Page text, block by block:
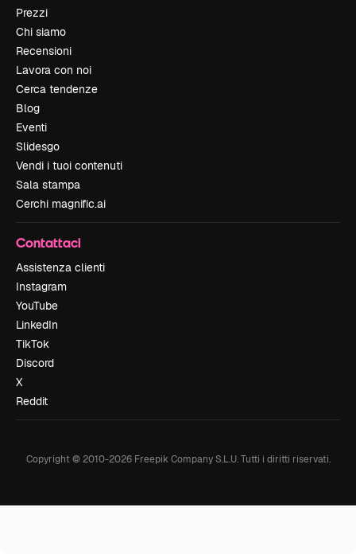
Prezzi
Chi siamo
Recensioni
Lavora con noi
Cerca tendenze
Blog
Eventi
Slidesgo
Vendi i tuoi contenuti
Sala stampa
Cerchi magnific.ai
Contattaci
Assistenza clienti
Instagram
YouTube
LinkedIn
TikTok
Discord
X
Reddit
Copyright © 2010-2026Freepik Company S.L.U. Tutti i diritti riservati.